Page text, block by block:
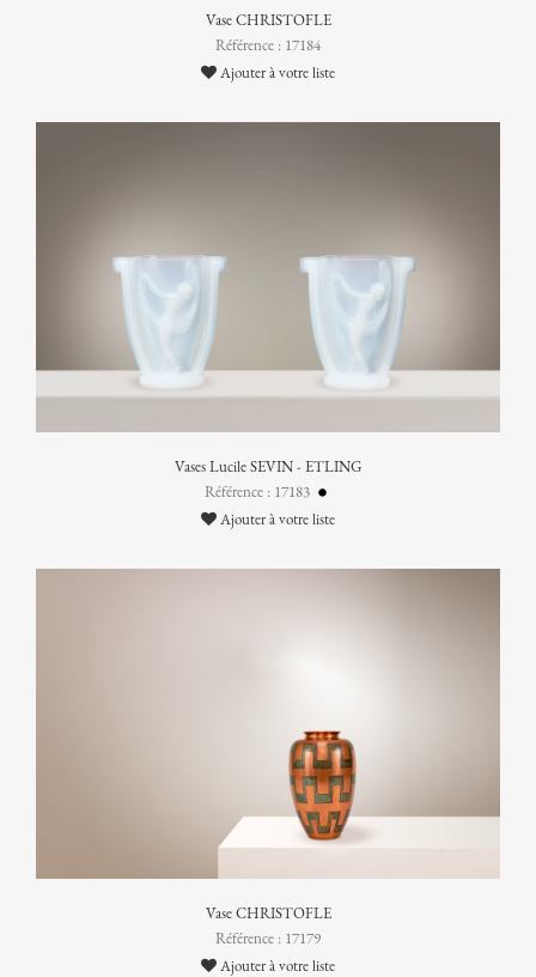
Vase CHRISTOFLE
Référence : 17184
Ajouter à votre liste
Vases Lucile SEVIN - ETLING
Référence : 17183
Ajouter à votre liste
Vase CHRISTOFLE
Référence : 17179
Ajouter à votre liste